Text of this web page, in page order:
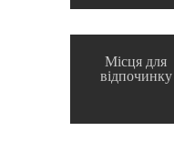
Місця для
відпочинку